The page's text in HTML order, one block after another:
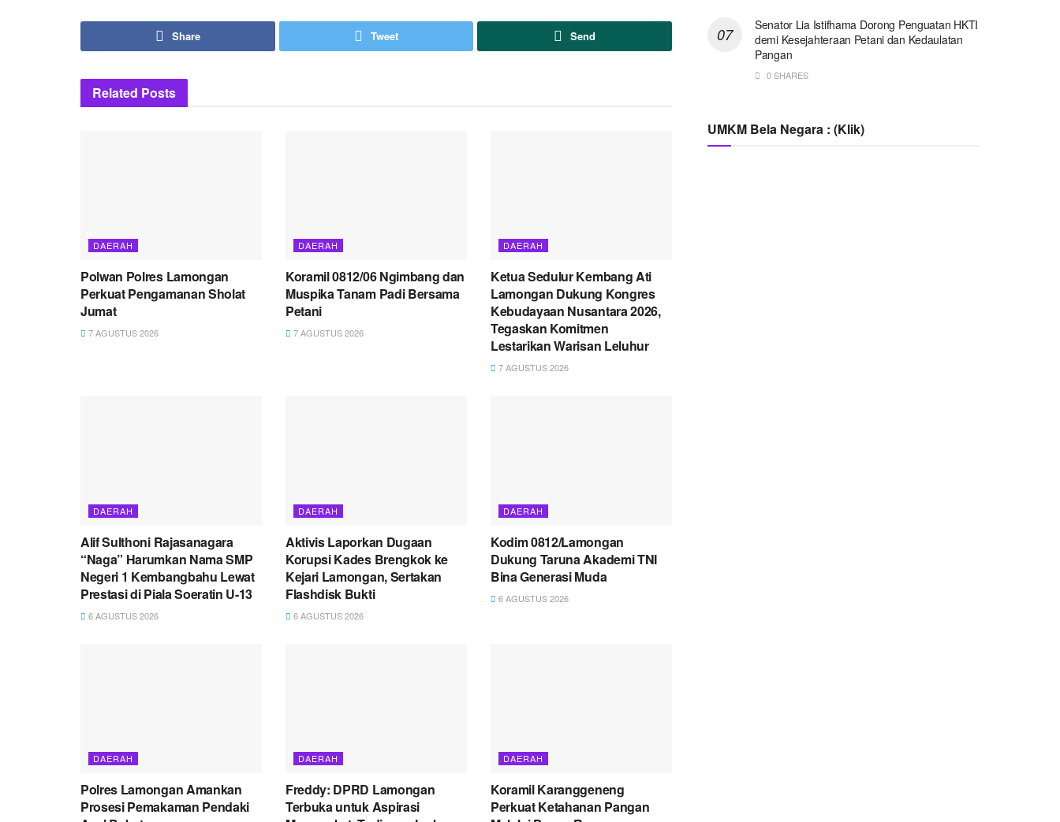
Share Tweet Send
Related Posts
DAERAH
Polwan Polres Lamongan
Perkuat Pengamanan Sholat
Jumat
7 AGUSTUS 2026
DAERAH
Koramil 0812/06 Ngimbang dan
Muspika Tanam Padi Bersama
Petani
7 AGUSTUS 2026
DAERAH
Ketua Sedulur Kembang Ati
Lamongan Dukung Kongres
Kebudayaan Nusantara 2026,
Tegaskan Komitmen
Lestarikan Warisan Leluhur
7 AGUSTUS 2026
DAERAH
Alif Sulthoni Rajasanagara
“Naga” Harumkan Nama SMP
Negeri 1 Kembangbahu Lewat
Prestasi di Piala Soeratin U-13
6 AGUSTUS 2026
DAERAH
Aktivis Laporkan Dugaan
Korupsi Kades Brengkok ke
Kejari Lamongan, Sertakan
Flashdisk Bukti
6 AGUSTUS 2026
DAERAH
Kodim 0812/Lamongan
Dukung Taruna Akademi TNI
Bina Generasi Muda
6 AGUSTUS 2026
DAERAH
Polres Lamongan Amankan
Prosesi Pemakaman Pendaki
DAERAH
Freddy: DPRD Lamongan
Terbuka untuk Aspirasi
DAERAH
Koramil Karanggeneng
Perkuat Ketahanan Pangan
Senator Lia Istifhama Dorong Penguatan HKTI
demi Kesejahteraan Petani dan Kedaulatan
Pangan
0 SHARES
UMKM Bela Negara : (Klik)